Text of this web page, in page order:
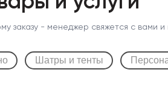
заказу - менеджер свяжется с вами и
Шатры и тенты